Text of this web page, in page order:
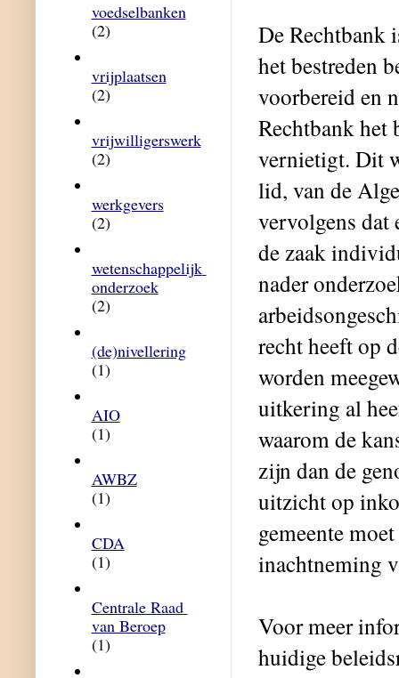
De Rechtbank
het bestreden
voorbereid en
Rechtbank het
vernietigt. Dit
lid, van de
vervolgens dat
de zaak
nader
recht heeft op
worden
uitkering al
waarom de
zijn dan de
uitzicht op
gemeente
inachtneming
Voor meer
huidige
voedselbanken
(2)
vrijplaatsen
(2)
vrijwilligerswerk
(2)
werkgevers
(2)
wetenschappelijk
onderzoek
(2)
(de)nivellering
(1)
AIO
(1)
AWBZ
(1)
CDA
(1)
Centrale Raad
van Beroep
(1)